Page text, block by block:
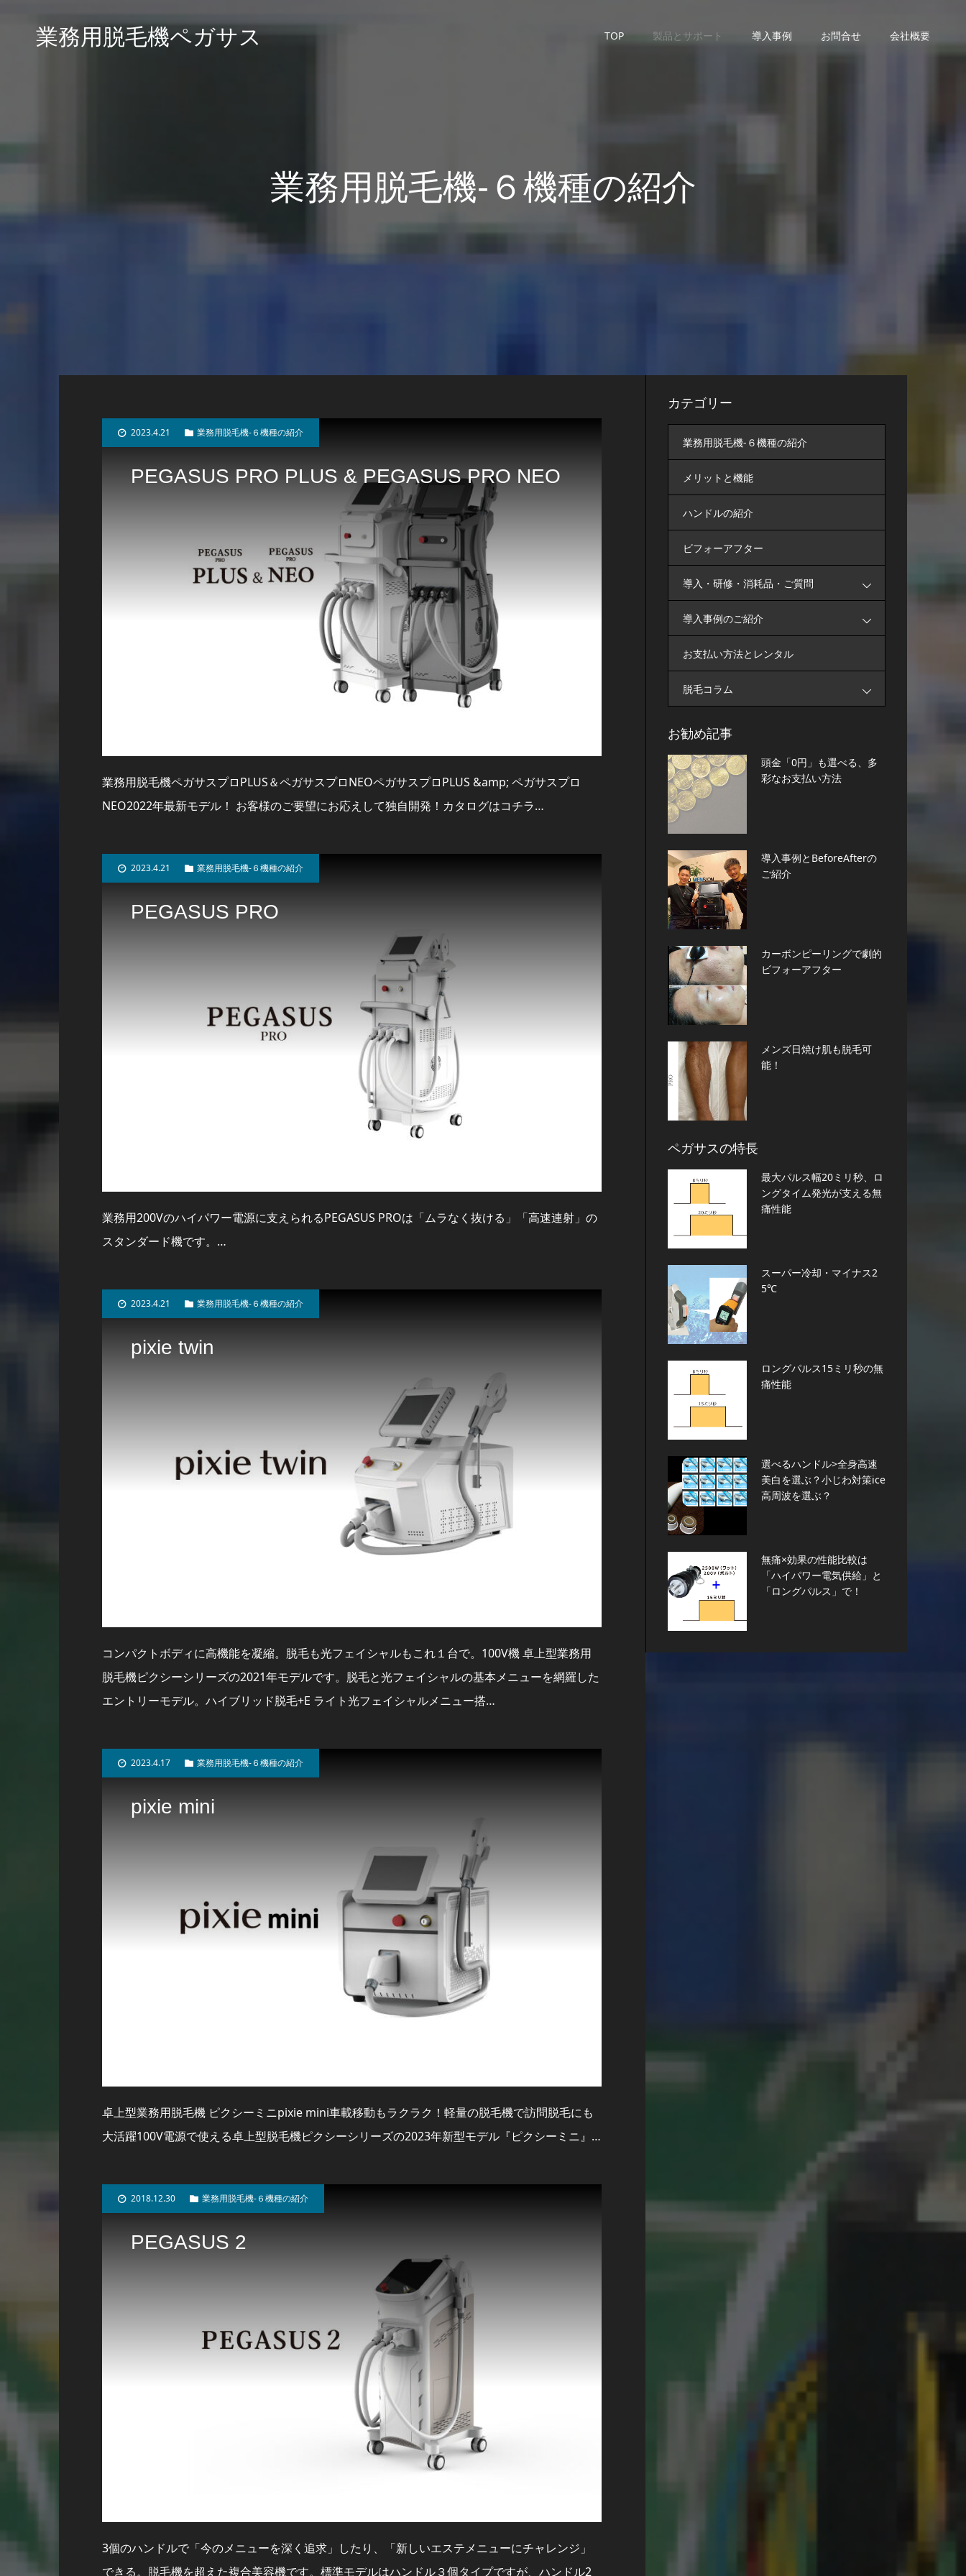
業務用脱毛機ペガサス TOP 製品とサポート 導入事例 お問合せ 会社概要
業務用脱毛機-６機種の紹介
2023.4.21 業務用脱毛機-６機種の紹介
PEGASUS PRO PLUS & PEGASUS PRO NEO
業務用脱毛機ペガサスプロPLUS＆ペガサスプロNEOペガサスプロPLUS &amp; ペガサスプロ
NEO2022年最新モデル！ お客様のご要望にお応えして独自開発！カタログはコチラ…
2023.4.21 業務用脱毛機-６機種の紹介
PEGASUS PRO
業務用200Vのハイパワー電源に支えられるPEGASUS PROは「ムラなく抜ける」「高速連射」の
スタンダード機です。…
2023.4.21 業務用脱毛機-６機種の紹介
pixie twin
コンパクトボディに高機能を凝縮。脱毛も光フェイシャルもこれ１台で。100V機 卓上型業務用
脱毛機ピクシーシリーズの2021年モデルです。脱毛と光フェイシャルの基本メニューを網羅した
エントリーモデル。ハイブリッド脱毛+E ライト光フェイシャルメニュー搭…
2023.4.17 業務用脱毛機-６機種の紹介
pixie mini
卓上型業務用脱毛機 ピクシーミニpixie mini車載移動もラクラク！軽量の脱毛機で訪問脱毛にも
大活躍100V電源で使える卓上型脱毛機ピクシーシリーズの2023年新型モデル『ピクシーミニ』…
2018.12.30 業務用脱毛機-６機種の紹介
PEGASUS 2
3個のハンドルで「今のメニューを深く追求」したり、「新しいエステメニューにチャレンジ」
できる。脱毛機を超えた複合美容機です。標準モデルはハンドル３個タイプですが、ハンドル2
カテゴリー
業務用脱毛機-６機種の紹介
メリットと機能
ハンドルの紹介
ビフォーアフター
導入・研修・消耗品・ご質問
導入事例のご紹介
お支払い方法とレンタル
脱毛コラム
お勧め記事
頭金「0円」も選べる、多
彩なお支払い方法
導入事例とBeforeAfterの
ご紹介
カーボンピーリングで劇的
ビフォーアフター
メンズ日焼け肌も脱毛可
能！
ペガサスの特長
最大パルス幅20ミリ秒、ロ
ングタイム発光が支える無
痛性能
スーパー冷却・マイナス2
5℃
ロングパルス15ミリ秒の無
痛性能
選べるハンドル>全身高速
美白を選ぶ？小じわ対策ice
高周波を選ぶ？
無痛×効果の性能比較は
「ハイパワー電気供給」と
「ロングパルス」で！